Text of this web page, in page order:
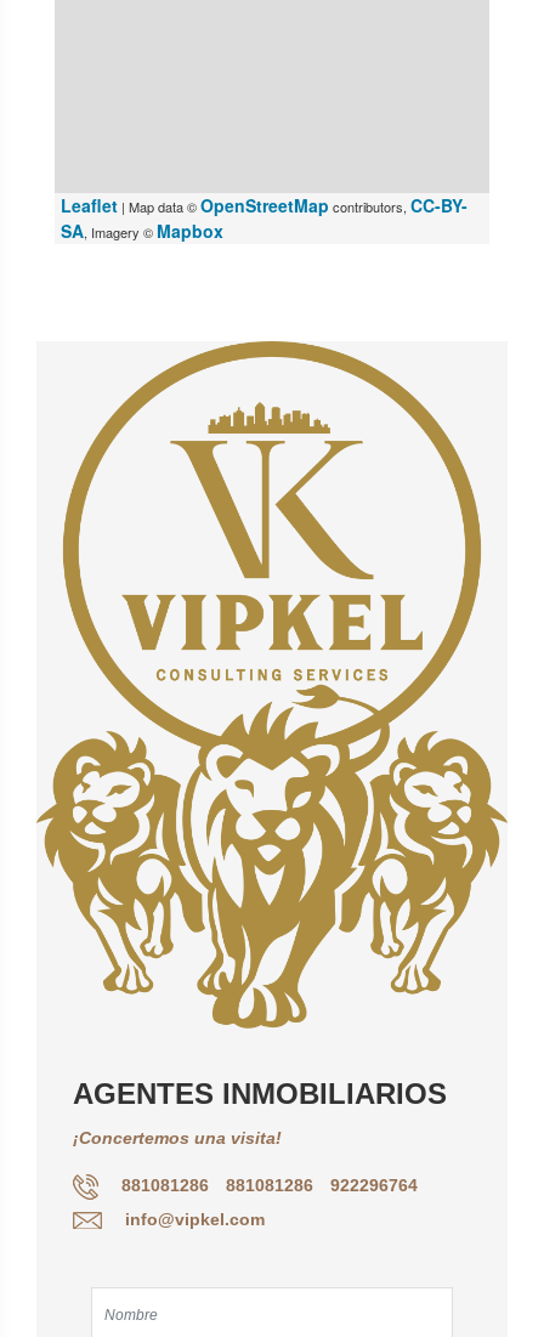
Leaflet | Map data ©OpenStreetMap contributors, CC-BY-
SA, Imagery © Mapbox
AGENTES INMOBILIARIOS
¡Concertemos una visita!
881081286 881081286
922296764
info@vipkel.com